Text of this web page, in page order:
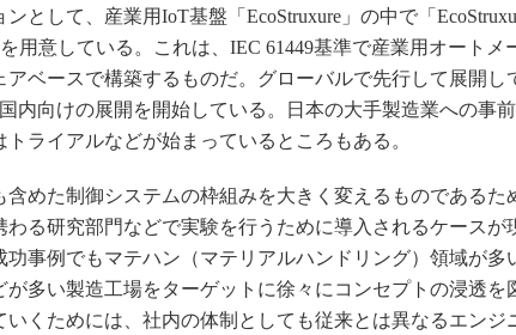
として、産業用IoT基盤「EcoStruxure」の中で「
を用意している。これは、IEC 61449基準で産業用オートメ
アベースで構築するものだ。グローバルで先行して展開し
内向けの展開を開始している。日本の大手製造業への事
ライアルなどが始まっているところもある。
めた制御システムの枠組みを大きく変えるものであるた
わる研究部門などで実験を行うために導入されるケースが
功事例でもマテハン（マテリアルハンドリング）領域が多
が多い製造工場をターゲットに徐々にコンセプトの浸透を
いくためには、社内の体制としても従来とは異なるエンジ